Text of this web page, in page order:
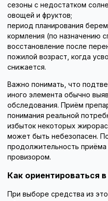
сезоны с недостатком
овощей и фруктов;
период планирования
кормления (по назначению
восстановление после
пожилой возраст, когда
снижается.
Важно понимать, что
иного элемента обычно
обследования. Приём
понимания реальной
избыток некоторых
может быть небезопасен.
продолжительность
провизором.
Как ориентироваться
При выборе средства из